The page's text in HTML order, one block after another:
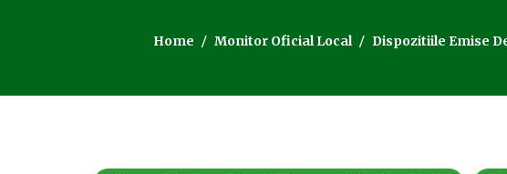
Home Monitor Oficial Local Dispozitiile Emise